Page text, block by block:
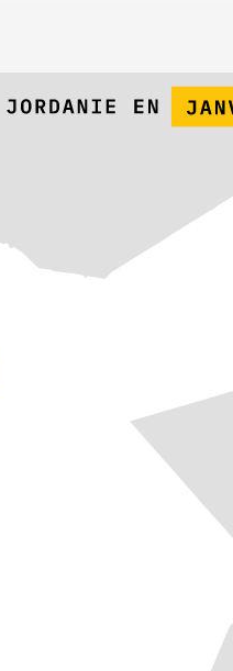
Continuer avec Apple